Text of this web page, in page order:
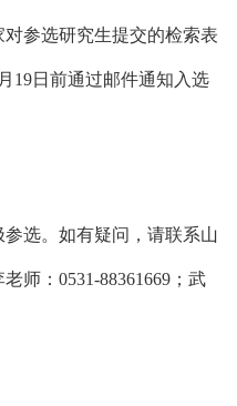
参选研究生提交的检索表
19日前通过邮件通知入选
选。如有疑问，请联系山
师：0531-88361669；武